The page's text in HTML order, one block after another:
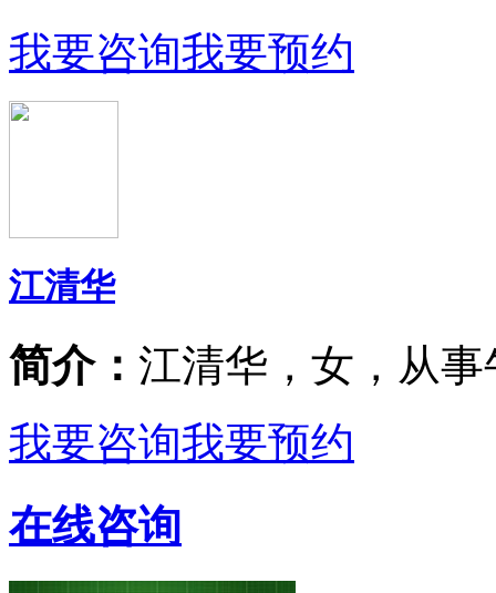
我要咨询我要预约
江清华
简介： 江清华，女，从事
我要咨询我要预约
在线咨询